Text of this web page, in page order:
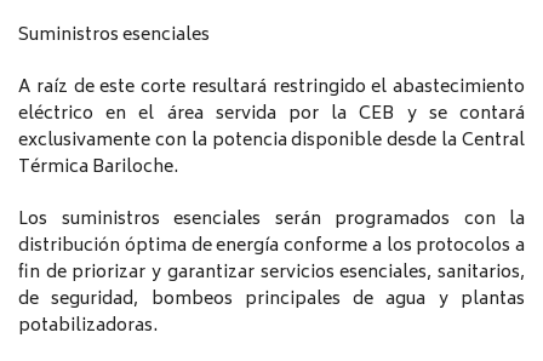
Suministros esenciales
A raíz de este corte resultará restringido el abastecimiento
eléctrico en el área servida por la CEB y se contará
exclusivamente con la potencia disponible desde la Central
Térmica Bariloche.
Los suministros esenciales serán programados con la
distribución óptima de energía conforme a los protocolos a
fin de priorizar y garantizar servicios esenciales, sanitarios,
de seguridad, bombeos principales de agua y plantas
potabilizadoras.